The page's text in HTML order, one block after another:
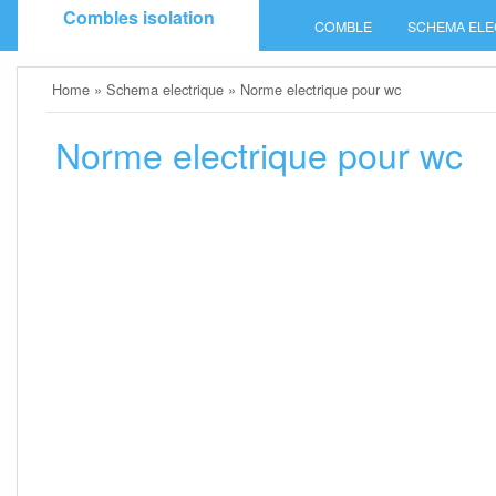
Combles isolation COMBLE SCHEMA
Home »Schema electrique » Norme electrique pour wc
Norme electrique pour wc